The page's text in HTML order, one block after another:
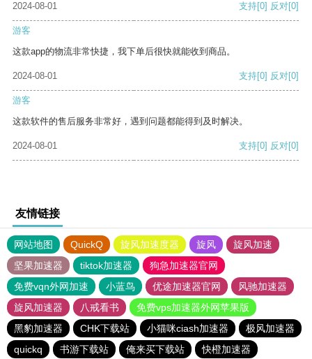
2024-08-01
支持[0] 反对[0]
游客
这款app的物流非常快捷，我下单后很快就能收到商品。
2024-08-01 支持[0] 反对[0]
游客
这款软件的售后服务非常好，遇到问题都能得到及时解决。
2024-08-01 支持[0] 反对[0]
友情链接
网站地图 QuickQ 旋风加速度器 旋风
旋风加速
坚果加速器
tiktok加速器
狗急加速器官网
免费vqn外网加速
小蓝鸟 优途加速器官网
风驰加速器
旋风加速器
八戒看书
免费vps加速器外网苹果版
黑豹加速器
CHK下载站 小猫咪ciash加速器
极风加速器
quickq
书游下载站 俺来买下载站 快橙加速器